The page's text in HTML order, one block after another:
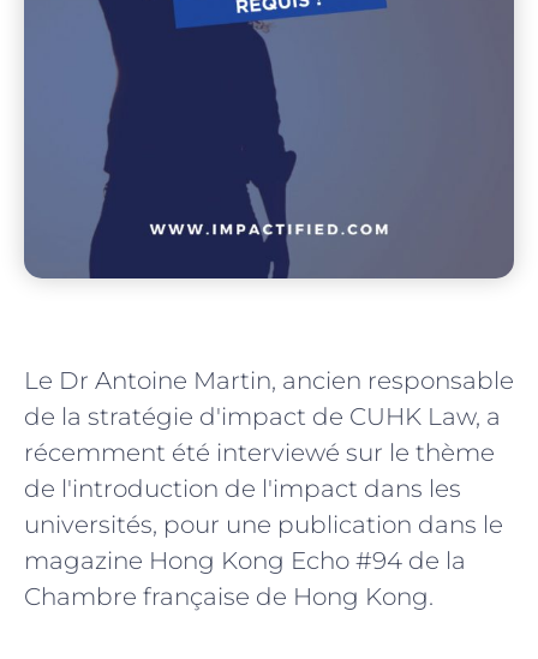
Le Dr Antoine Martin, ancien responsable
de la stratégie d'impact de CUHK Law, a
récemment été interviewé sur le thème
de l'introduction de l'impact dans les
universités, pour une publication dans le
magazine Hong Kong Echo #94 de la
Chambre française de Hong Kong.